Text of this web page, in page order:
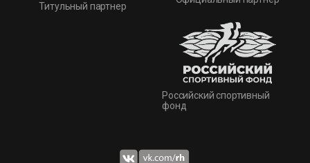
Титульный партнер
Российский спортивный
фонд